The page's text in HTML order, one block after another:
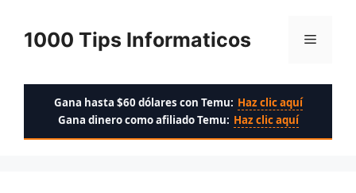
contenido
1000 Tips Informaticos Menú
Gana hasta $60 dólares con Temu: Haz clic aquí
Gana dinero como afiliado Temu: Haz clic aquí